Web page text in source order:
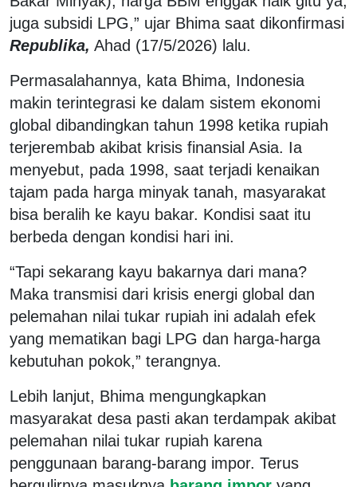
juga subsidi LPG,” ujar Bhima saat dikonfirmasi
Republika, Ahad (17/5/2026) lalu.
Permasalahannya, kata Bhima, Indonesia
makin terintegrasi ke dalam sistem ekonomi
global dibandingkan tahun 1998 ketika rupiah
terjerembab akibat krisis finansial Asia. Ia
menyebut, pada 1998, saat terjadi kenaikan
tajam pada harga minyak tanah, masyarakat
bisa beralih ke kayu bakar. Kondisi saat itu
berbeda dengan kondisi hari ini.
“Tapi sekarang kayu bakarnya dari mana?
Maka transmisi dari krisis energi global dan
pelemahan nilai tukar rupiah ini adalah efek
yang mematikan bagi LPG dan harga-harga
kebutuhan pokok,” terangnya.
Lebih lanjut, Bhima mengungkapkan
masyarakat desa pasti akan terdampak akibat
pelemahan nilai tukar rupiah karena
penggunaan barang-barang impor. Terus